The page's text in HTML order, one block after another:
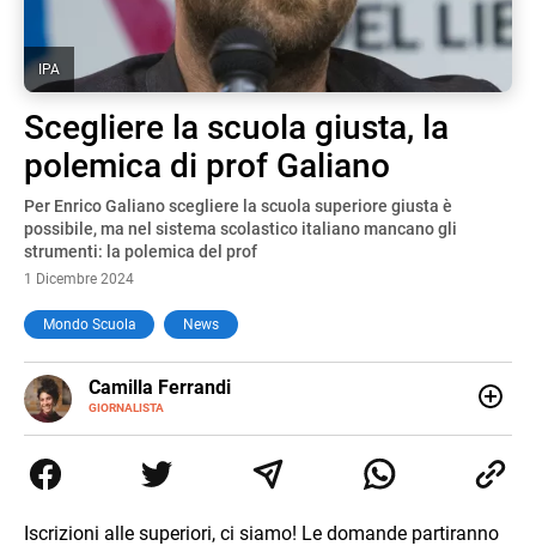
IPA
Scegliere la scuola giusta, la
polemica di prof Galiano
Per Enrico Galiano scegliere la scuola superiore giusta è
possibile, ma nel sistema scolastico italiano mancano gli
strumenti: la polemica del prof
1 Dicembre 2024
Mondo Scuola News
Camilla Ferrandi
GIORNALISTA
E-
MAIL
LINKEDIN
di trasformare la passione per la scrittura in un lavoro, e
da lì non mi sono più fermata. L’attualità è il mio pane
mente.
Iscrizioni alle superiori, ci siamo! Le domande partiranno